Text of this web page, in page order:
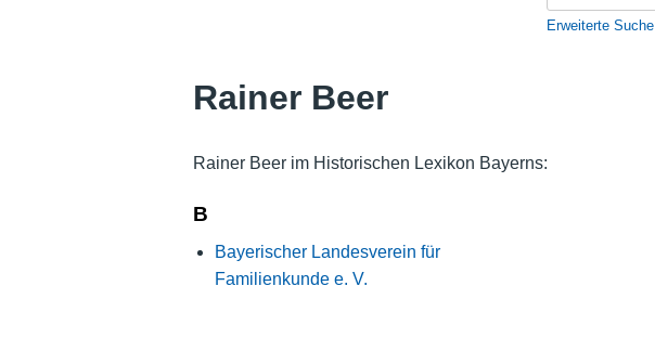
Audio
Alle Dateien
Erweiterte Suche
Rainer Beer
Rainer Beer im Historischen Lexikon Bayerns:
B
Bayerischer Landesverein für
Familienkunde e. V.